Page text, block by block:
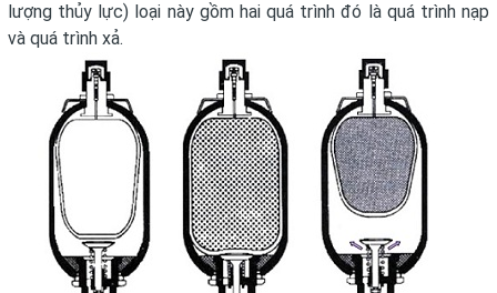
lượng thủy lực) loại này gồm hai quá trình đó là quá trình nạp
và quá trình xả.